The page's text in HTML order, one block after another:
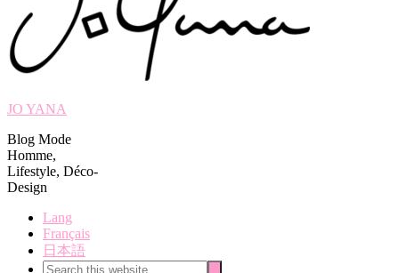
JO YANA
Blog Mode
Homme,
Lifestyle, Déco-
Design
Lang
Français
日本語
Search